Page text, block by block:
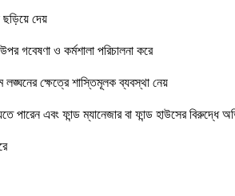
ছড়িয়ে দেয়
গবেষণা ও কর্মশালা পরিচালনা করে
ক্ষেত্রে শাস্তিমূলক ব্যবস্থা নেয়
পারেন এবং ফান্ড ম্যানেজার বা ফান্ড হাউসের